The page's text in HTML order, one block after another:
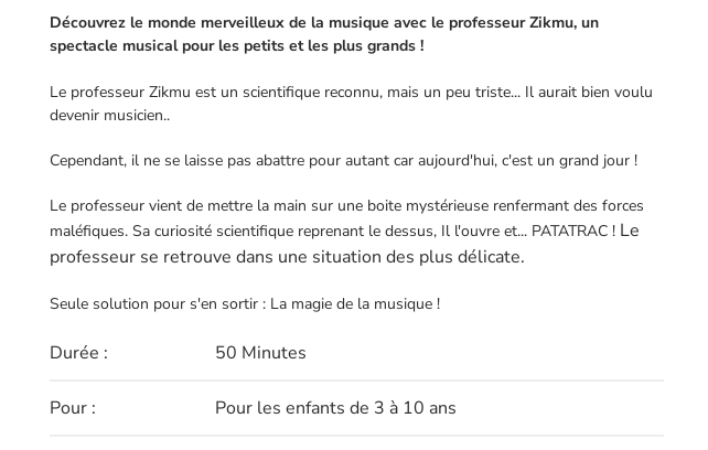
Découvrez le monde merveilleux de la musique avec le professeur Zikmu, un
spectacle musical pour les petits et les plus grands !
Le professeur Zikmu est un scientifique reconnu, mais un peu triste... Il aurait bien voulu
devenir musicien..
Cependant, il ne se laisse pas abattre pour autant car aujourd'hui, c'est un grand jour !
Le professeur vient de mettre la main sur une boite mystérieuse renfermant des forces
maléfiques. Sa curiosité scientifique reprenant le dessus, Il l'ouvre et... PATATRAC ! Le
professeur se retrouve dans une situation des plus délicate.
Seule solution pour s'en sortir : La magie de la musique !
Durée : 50 Minutes
Pour : Pour les enfants de 3 à 10 ans